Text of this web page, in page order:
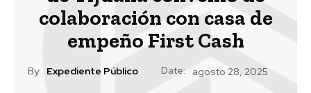
colaboración con casa de
empeño First Cash
By: Expediente Público Date: agosto 28, 2025